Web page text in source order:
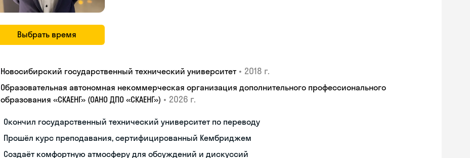
Выбрать время
Новосибирский государственный технический университет • 2018 г.
Образовательная автономная некоммерческая организация дополнительного профессионального
образования «СКАЕНГ» (ОАНО ДПО «СКАЕНГ») • 2026 г.
Окончил государственный технический университет по переводу
Прошёл курс преподавания, сертифицированный Кембриджем
Создаёт комфортную атмосферу для обсуждений и дискуссий